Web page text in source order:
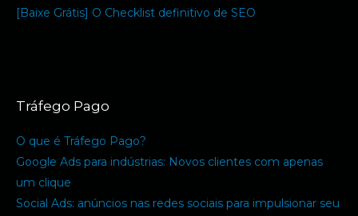
[Baixe Grátis] O Checklist definitivo de SEO
Tráfego Pago
O que é Tráfego Pago?
Google Ads para indústrias: Novos clientes com apenas
um clique
Social Ads: anúncios nas redes sociais para impulsionar seu